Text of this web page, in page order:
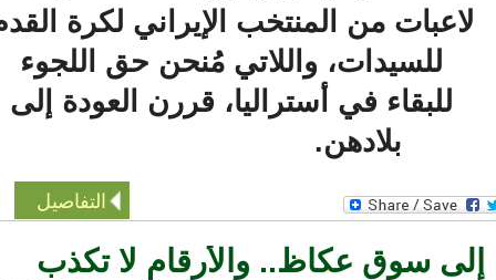
من المنتخب الإيراني لكرة القدم
للسيدات، واللاتي مُنحن حق اللجوء
للبقاء في أستراليا، قررن العودة إلى
بلادهن.
التفاصيل
سوق عكاظ.. والأرقام لا تكذب